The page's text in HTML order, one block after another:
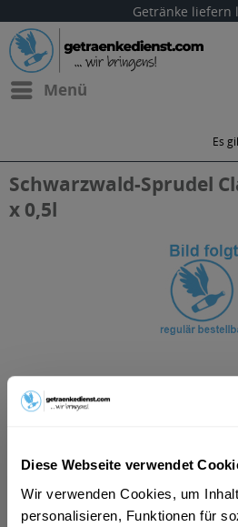
Diese Webseite verwendet
Wir verwenden Cookies, um
personalisieren, Funktionen für
Getränke liefern
Menü
Es
Schwarzwald-Sprudel
x 0,5l
ab 8,49 € *
inkl. MwSt.ggf. zzgl. Erschwerniszuschlag
Vorrätig